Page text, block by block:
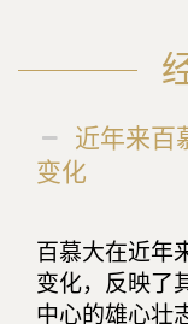
近年来百
变化
百慕大在近年
变化，反映了
中心的雄心壮